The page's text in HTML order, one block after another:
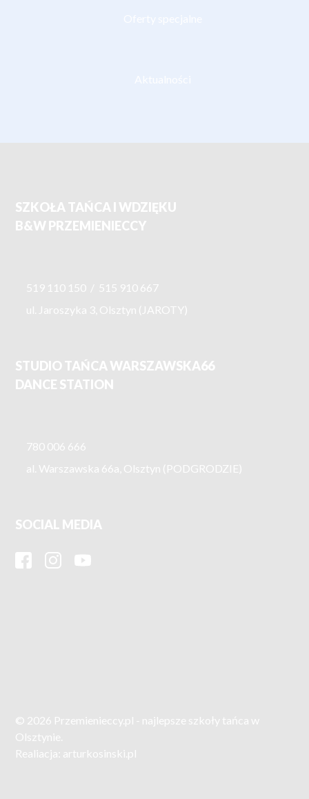
SZKOŁA TAŃCA I WDZIĘKU
B&W PRZEMIENIECCY
519 110 150 / 515 910 667
ul. Jaroszyka 3, Olsztyn (JAROTY)
STUDIO TAŃCA WARSZAWSKA66
DANCE STATION
780 006 666
al. Warszawska 66a, Olsztyn (PODGRODZIE)
SOCIAL MEDIA
© 2026 Przemienieccy.pl - najlepsze szkoły tańca w
Olsztynie.
Realiacja: arturkosinski.pl